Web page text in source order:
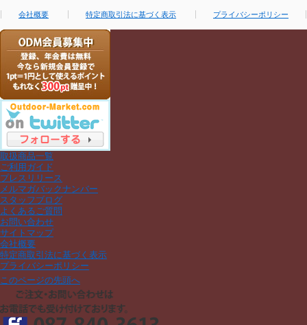
会社概要 特定商取引法に基づく表示 プライバシーポリシー
取扱商品一覧
ご利用ガイド
プレスリリース
メルマガバックナンバー
スタッフブログ
よくあるご質問
お問い合わせ
サイトマップ
会社概要
特定商取引法に基づく表示
プライバシーポリシー
このページの先頭へ